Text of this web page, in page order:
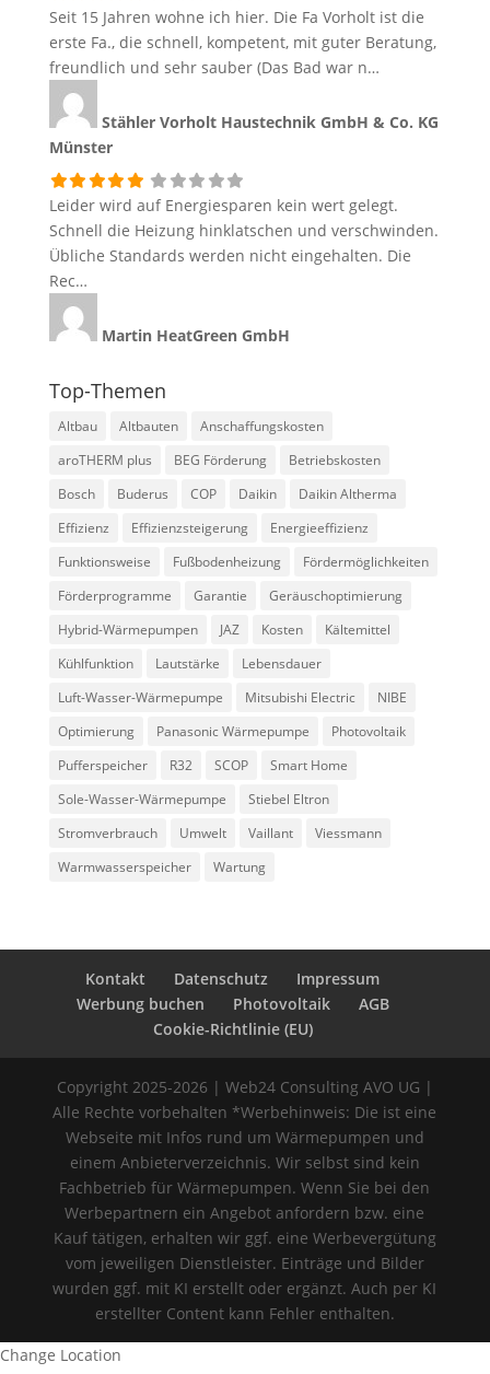
Seit 15 Jahren wohne ich hier. Die Fa Vorholt ist die
erste Fa., die schnell, kompetent, mit guter Beratung,
freundlich und sehr sauber (Das Bad war n…
Stähler Vorholt Haustechnik GmbH & Co. KG
Münster
Leider wird auf Energiesparen kein wert gelegt.
Schnell die Heizung hinklatschen und verschwinden.
Übliche Standards werden nicht eingehalten. Die
Rec…
Martin HeatGreen GmbH
Top-Themen
Altbau Altbauten
Anschaffungskosten
aroTHERM plus
BEG Förderung
Betriebskosten
Bosch
Buderus COP Daikin
Daikin Altherma
Effizienz
Effizienzsteigerung
Energieeffizienz
Funktionsweise
Fußbodenheizung
Fördermöglichkeiten
Förderprogramme
Garantie
Geräuschoptimierung
Hybrid-Wärmepumpen
JAZ Kosten
Kältemittel
Kühlfunktion
Lautstärke
Lebensdauer
Luft-Wasser-Wärmepumpe
Mitsubishi Electric
NIBE
Optimierung
Panasonic Wärmepumpe
Photovoltaik
Pufferspeicher
R32 SCOP
Smart Home
Sole-Wasser-Wärmepumpe
Stiebel Eltron
Stromverbrauch
Umwelt Vaillant
Viessmann
Warmwasserspeicher
Wartung
Kontakt Datenschutz
Impressum
Werbung buchen
Photovoltaik
AGB
Cookie-Richtlinie (EU)
Copyright 2025-2026 | Web24 Consulting AVO UG |
Alle Rechte vorbehalten *Werbehinweis: Die ist eine
Webseite mit Infos rund um Wärmepumpen und
einem Anbieterverzeichnis. Wir selbst sind kein
Fachbetrieb für Wärmepumpen. Wenn Sie bei den
Werbepartnern ein Angebot anfordern bzw. eine
Kauf tätigen, erhalten wir ggf. eine Werbevergütung
vom jeweiligen Dienstleister. Einträge und Bilder
wurden ggf. mit KI erstellt oder ergänzt. Auch per KI
erstellter Content kann Fehler enthalten.
Change Location